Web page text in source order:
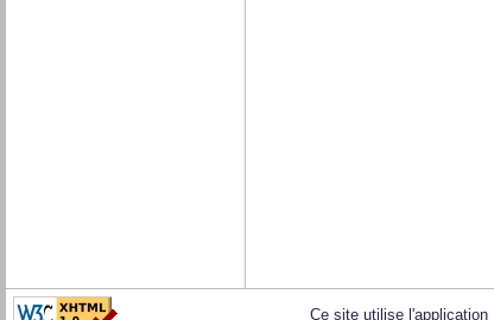
Ce site utilise l'application